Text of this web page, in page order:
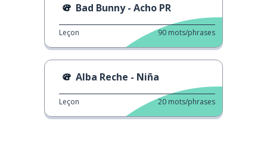
Bad Bunny - Acho PR
Leçon 90 mots/phrases
Alba Reche - Niña
Leçon 20 mots/phrases